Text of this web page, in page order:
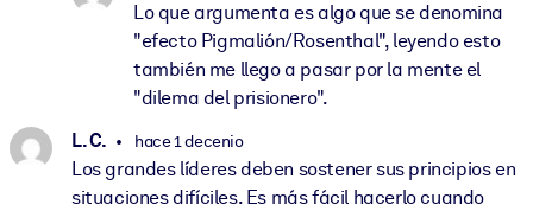
Lo que argumenta es algo que se denomina
"efecto Pigmalión/Rosenthal", leyendo esto
también me llego a pasar por la mente el
"dilema del prisionero".
L. C.
hace 1 decenio
Los grandes líderes deben sostener sus principios en
situaciones difíciles. Es más fácil hacerlo cuando